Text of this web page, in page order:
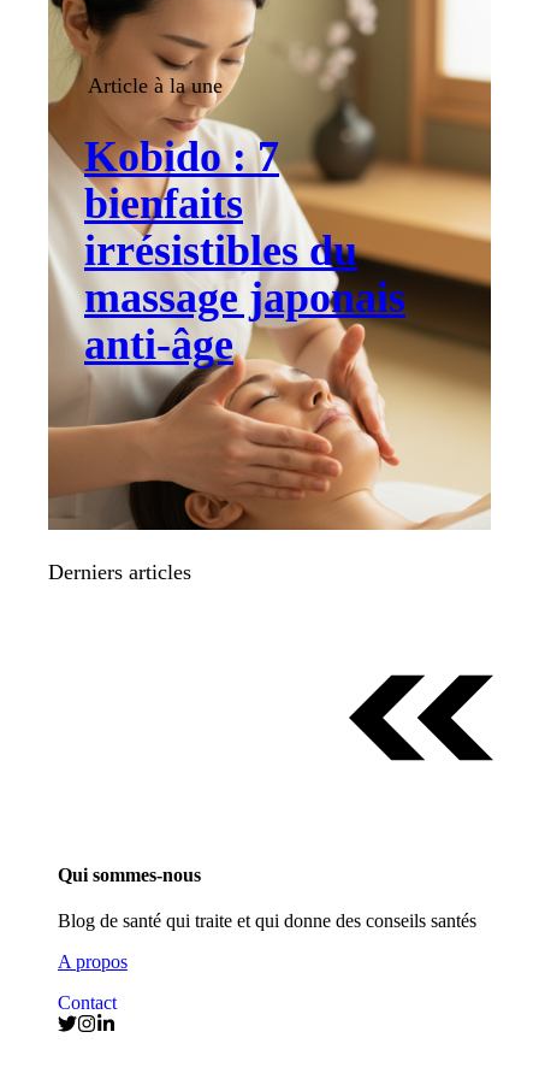
Article à la une
Kobido : 7
bienfaits
irrésistibles du
massage japonais
anti-âge
Derniers articles
Qui sommes-nous
Blog de santé qui traite et qui donne des conseils santés
A propos
Contact